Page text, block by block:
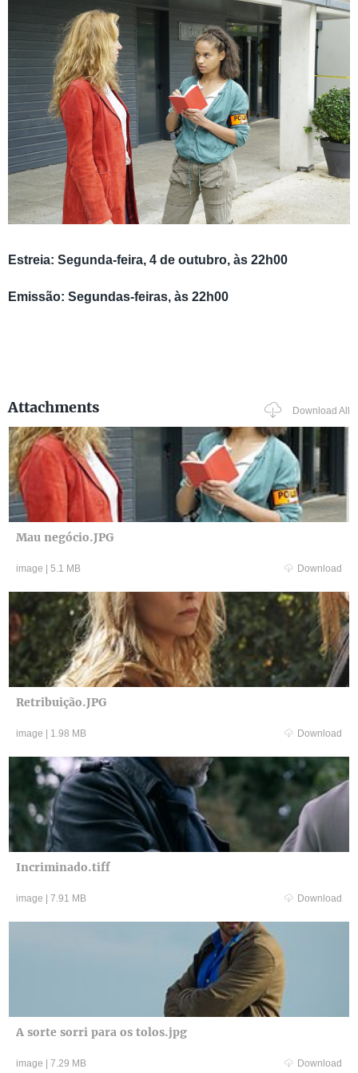
Estreia: Segunda-feira, 4 de outubro, às 22h00
Emissão: Segundas-feiras, às 22h00
Attachments Download All
Mau negócio.JPG
image 5.1 MB Download
Retribuição.JPG
image 1.98 MB Download
Incriminado.tiff
image 7.91 MB Download
A sorte sorri para os tolos.jpg
image 7.29 MB Download